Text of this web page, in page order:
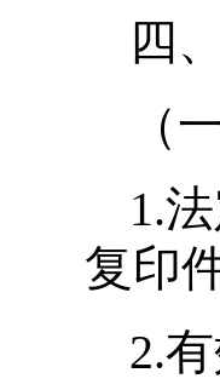
四
（
1.
复印
2.